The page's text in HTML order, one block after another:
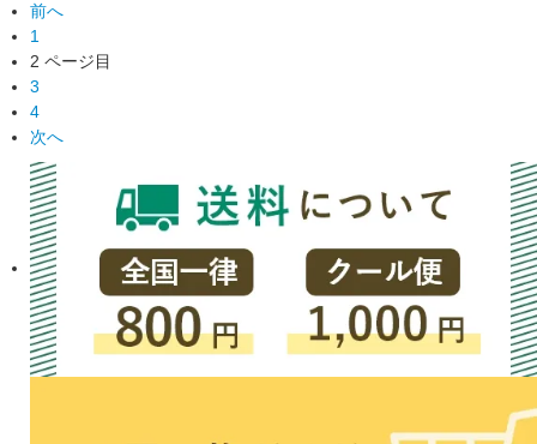
前へ
1
2 ページ目
3
4
次へ